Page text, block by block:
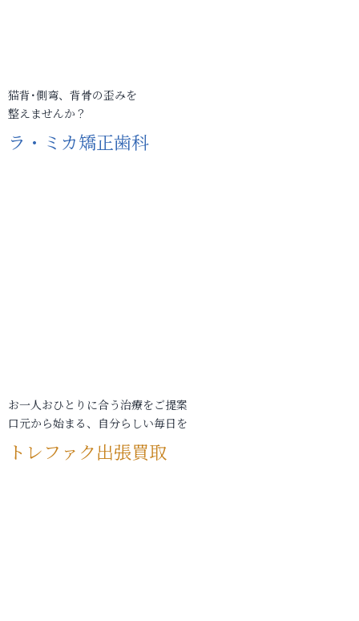
猫背･側弯、背骨の歪みを
整えませんか？
ラ・ミカ矯正歯科
お一人おひとりに合う治療をご提案
口元から始まる、自分らしい毎日を
トレファク出張買取